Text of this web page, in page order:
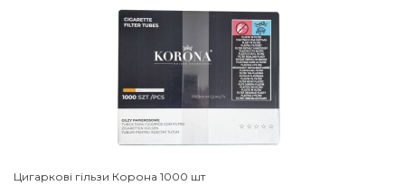
Цигаркові гільзи Корона 1000 шт